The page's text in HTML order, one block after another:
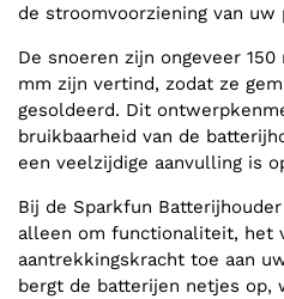
de stroomvoorziening van uw
De snoeren zijn ongeveer
mm zijn vertind, zodat ze
gesoldeerd. Dit
bruikbaarheid van de
een veelzijdige aanvulling is
Bij de Sparkfun
alleen om functionaliteit, het
aantrekkingskracht toe aan
bergt de batterijen netjes op,